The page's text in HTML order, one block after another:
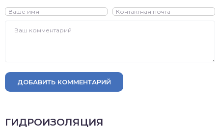
ДОБАВИТЬ КОММЕНТАРИЙ
ГИДРОИЗОЛЯЦИЯ